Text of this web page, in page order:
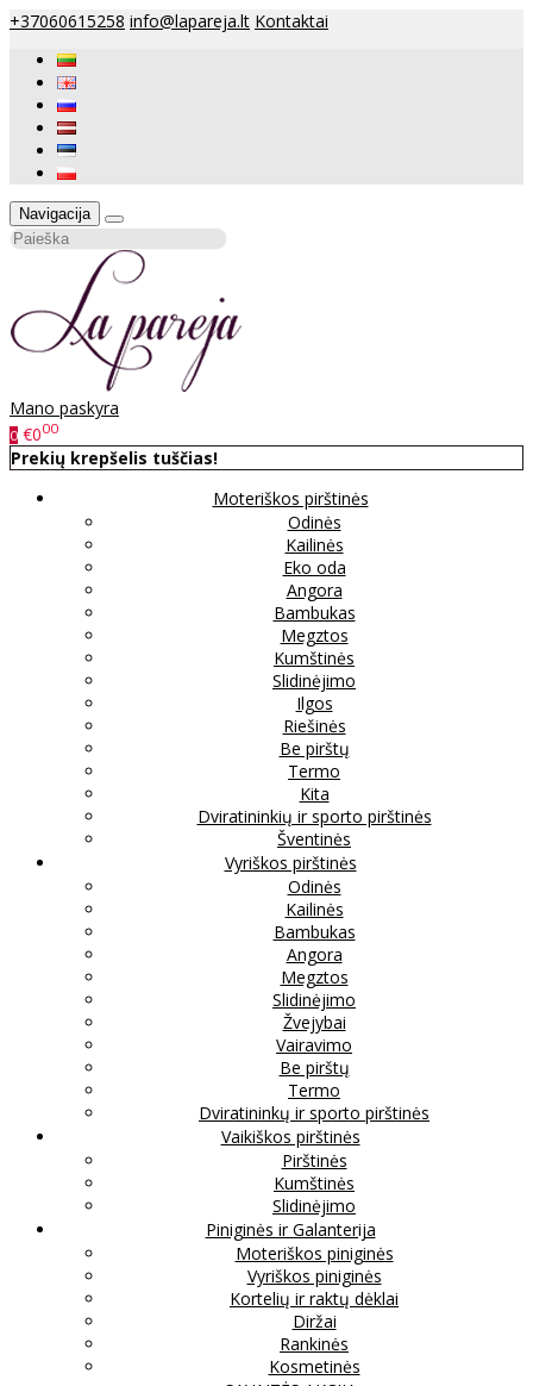
+37060615258 info@lapareja.lt Kontaktai
Navigacija
Mano paskyra
0 €000
Prekių krepšelis tuščias!
Moteriškos pirštinės
Odinės
Kailinės
Eko oda
Angora
Bambukas
Megztos
Kumštinės
Slidinėjimo
Ilgos
Riešinės
Be pirštų
Termo
Kita
Dviratininkių ir sporto pirštinės
Šventinės
Vyriškos pirštinės
Odinės
Kailinės
Bambukas
Angora
Megztos
Slidinėjimo
Žvejybai
Vairavimo
Be pirštų
Termo
Dviratininkų ir sporto pirštinės
Vaikiškos pirštinės
Pirštinės
Kumštinės
Slidinėjimo
Piniginės ir Galanterija
Moteriškos piniginės
Vyriškos piniginės
Kortelių ir raktų dėklai
Diržai
Rankinės
Kosmetinės